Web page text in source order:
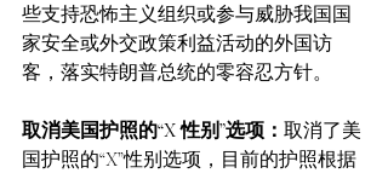
些支持恐怖主义组织或参与威胁我国国
家安全或外交政策利益活动的外国访
客，落实特朗普总统的零容忍方针。
取消美国护照的“X 性别”选项： 取消了美
国护照的“X”性别选项，目前的护照根据